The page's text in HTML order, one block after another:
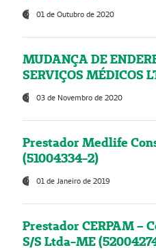
01 de Outubro de 2020
MUDANÇA DE
SERVIÇOS MÉDICOS
03 de Novembro de 2020
Prestador Medlife
(51004334-2)
01 de Janeiro de 2019
Prestador CERPAM –
S/S Ltda-ME